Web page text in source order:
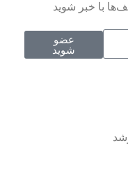
با خبر شوید
عضو
شوید